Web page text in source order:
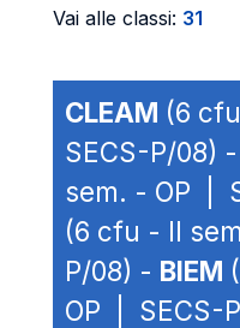
Vai alle classi: 31
CLEAM (6
SECS-P/08) -
sem. - OP |
(6 cfu - II
P/08) - BIEM
OP | SECS-